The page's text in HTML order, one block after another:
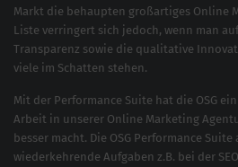
Markt die behaupten großartiges Online
Liste verringert sich jedoch, wenn man
Transparenz sowie die qualitative
viele im Schatten stehen.
Mit der Performance Suite hat die OSG
Arbeit in unserer Online Marketing
besser macht. Die OSG Performance
wiederkehrende Aufgaben z.B. bei der